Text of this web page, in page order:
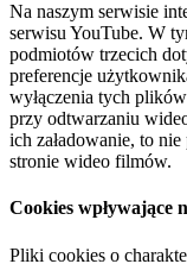
Na naszym serwisie
serwisu YouTube. W
podmiotów trzecich
preferencje
wyłączenia tych
przy odtwarzaniu
ich załadowanie, to
stronie wideo filmów.
Cookies wpływające
Pliki cookies o